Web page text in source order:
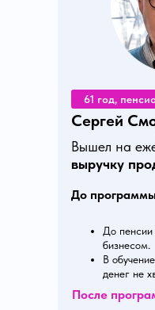
Сергей
61 год,
Вышел на
выручку
До
До
бизнесом.
В
денег не
После